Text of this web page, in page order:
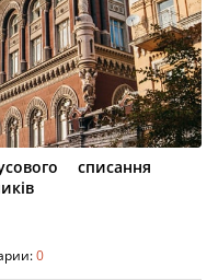
списання
0